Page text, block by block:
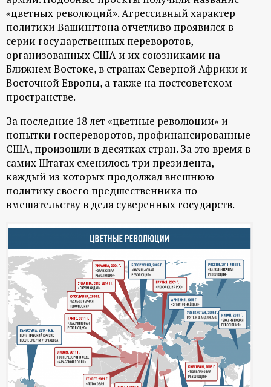
н
ы
й
п
о
р
т
а
л
«цветных революций». Агрессивный характер
политики Вашингтона отчетливо проявился в
серии государственных переворотов,
организованных США и их союзниками на
Ближнем Востоке, в странах Северной Африки и
Восточной Европы, а также на постсоветском
пространстве.
За последние 18 лет «цветные революции» и
попытки госпереворотов, профинансированные
США, произошли в десятках стран. За это время в
самих Штатах сменилось три президента,
каждый из которых продолжал внешнюю
политику своего предшественника по
вмешательству в дела суверенных государств.